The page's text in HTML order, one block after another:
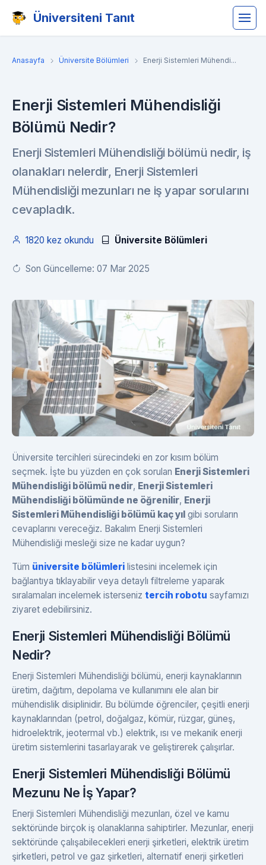
Üniversiteni Tanıt
Anasayfa Üniversite Bölümleri Enerji Sistemleri Mühendi...
Enerji Sistemleri Mühendisliği
Bölümü Nedir?
Enerji Sistemleri Mühendisliği bölümü nedir, iş
olanakları nelerdir, Enerji Sistemleri
Mühendisliği mezunları ne iş yapar sorularını
cevapladık.
1820 kez okundu Üniversite Bölümleri
Son Güncelleme: 07 Mar 2025
Üniversite tercihleri sürecindeki en zor kısım bölüm
seçmek. İşte bu yüzden en çok sorulan Enerji Sistemleri
Mühendisliği bölümü nedir, Enerji Sistemleri
Mühendisliği bölümünde ne öğrenilir, Enerji
Sistemleri Mühendisliği bölümü kaç yıl gibi soruların
cevaplarını vereceğiz. Bakalım Enerji Sistemleri
Mühendisliği mesleği size ne kadar uygun?
Tüm üniversite bölümleri listesini incelemek için
bağlantıya tıklayabilir veya detaylı filtreleme yaparak
sıralamaları incelemek isterseniz tercih robotu sayfamızı
ziyaret edebilirsiniz.
Enerji Sistemleri Mühendisliği Bölümü
Nedir?
Enerji Sistemleri Mühendisliği bölümü, enerji kaynaklarının
üretim, dağıtım, depolama ve kullanımını ele alan bir
mühendislik disiplinidir. Bu bölümde öğrenciler, çeşitli enerji
kaynaklarından (petrol, doğalgaz, kömür, rüzgar, güneş,
hidroelektrik, jeotermal vb.) elektrik, ısı ve mekanik enerji
üretim sistemlerini tasarlayarak ve geliştirerek çalışırlar.
Enerji Sistemleri Mühendisliği Bölümü
Mezunu Ne İş Yapar?
Enerji Sistemleri Mühendisliği mezunları, özel ve kamu
sektöründe birçok iş olanaklarına sahiptirler. Mezunlar, enerji
sektöründe çalışabilecekleri enerji şirketleri, elektrik üretim
şirketleri, petrol ve gaz şirketleri, alternatif enerji şirketleri